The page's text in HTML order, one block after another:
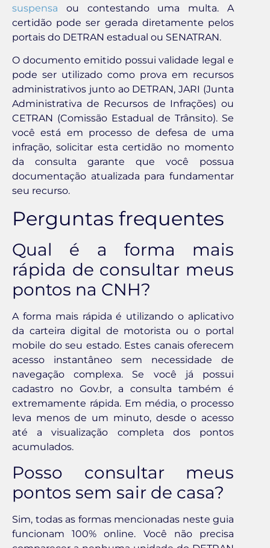
suspensa ou contestando uma multa. A
certidão pode ser gerada diretamente pelos
portais do DETRAN estadual ou SENATRAN.
O documento emitido possui validade legal e
pode ser utilizado como prova em recursos
administrativos junto ao DETRAN, JARI (Junta
Administrativa de Recursos de Infrações) ou
CETRAN (Comissão Estadual de Trânsito). Se
você está em processo de defesa de uma
infração, solicitar esta certidão no momento
da consulta garante que você possua
documentação atualizada para fundamentar
seu recurso.
Perguntas frequentes
Qual é a forma mais
rápida de consultar meus
pontos na CNH?
A forma mais rápida é utilizando o aplicativo
da carteira digital de motorista ou o portal
mobile do seu estado. Estes canais oferecem
acesso instantâneo sem necessidade de
navegação complexa. Se você já possui
cadastro no Gov.br, a consulta também é
extremamente rápida. Em média, o processo
leva menos de um minuto, desde o acesso
até a visualização completa dos pontos
acumulados.
Posso consultar meus
pontos sem sair de casa?
Sim, todas as formas mencionadas neste guia
funcionam 100% online. Você não precisa